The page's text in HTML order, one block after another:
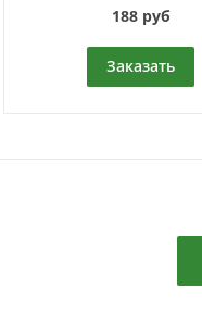
188 руб
Заказать